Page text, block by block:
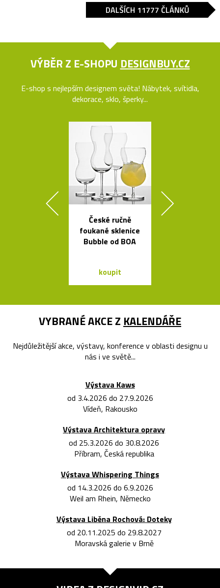
DALŠÍCH 11777 ČLÁNKŮ
VÝBĚR Z E-SHOPU DESIGNBUY.CZ
E-shop s nejlepším designem světa! Nábytek, svítidla,
dekorace, sklo, šperky...
České ručně
foukané sklenice
Bubble od BOA
koupit
VYBRANÉ AKCE Z KALENDÁŘE
Nejdůležitější akce, výstavy, konference v oblasti designu u
nás i ve světě...
Výstava Kaws
od 3.4.2026 do 27.9.2026
Vídeň, Rakousko
Výstava Architektura opravy
od 25.3.2026 do 30.8.2026
Příbram, Česká republika
Výstava Whispering Things
od 14.3.2026 do 6.9.2026
Weil am Rhein, Německo
Výstava Liběna Rochová: Doteky
od 20.11.2025 do 29.8.2027
Moravská galerie v Brně